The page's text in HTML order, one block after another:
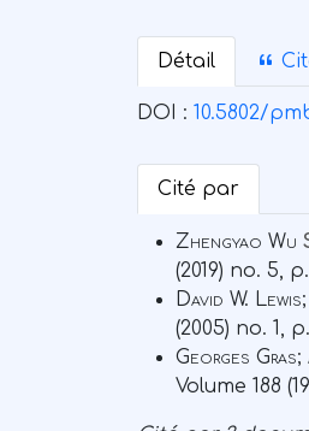
Détail
DOI : 10.5802/
Cité par
Zhengyao Wu
(2019) no. 5,
David W.
(2005) no. 1,
Georges
Volume 188